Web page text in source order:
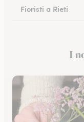
Fioristi a Rieti
Fioristi a Anzio
I